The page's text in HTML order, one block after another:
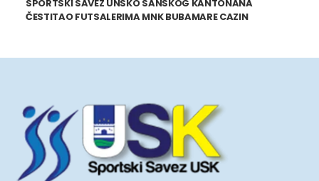
SPORTSKI SAVEZ UNSKO SANSKOG KANTONANA
ČESTITAO FUTSALERIMA MNK BUBAMARE CAZIN